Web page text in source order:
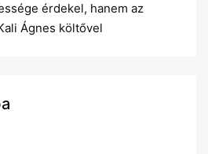
érdekel, hanem az
Ágnes költővel